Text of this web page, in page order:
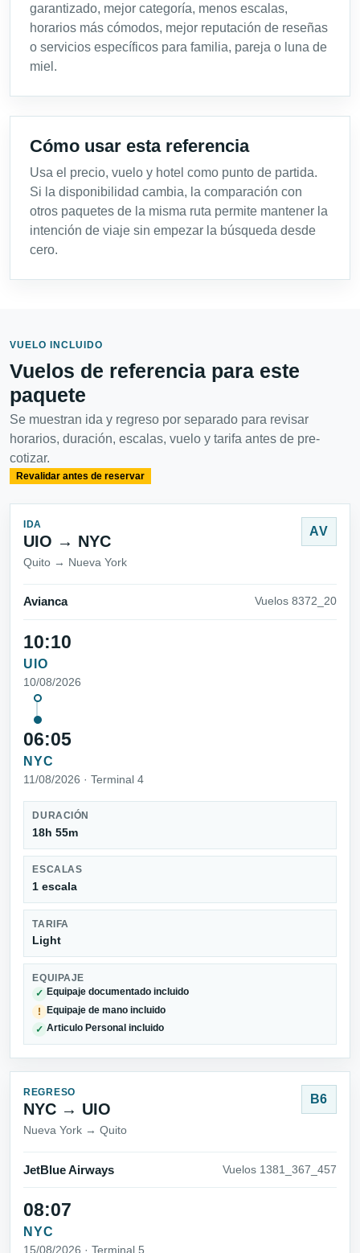
garantizado, mejor categoría, menos escalas,
horarios más cómodos, mejor reputación de reseñas
o servicios específicos para familia, pareja o luna de
miel.
Cómo usar esta referencia
Usa el precio, vuelo y hotel como punto de partida.
Si la disponibilidad cambia, la comparación con
otros paquetes de la misma ruta permite mantener la
intención de viaje sin empezar la búsqueda desde
cero.
VUELO INCLUIDO
Vuelos de referencia para este
paquete
Se muestran ida y regreso por separado para revisar
horarios, duración, escalas, vuelo y tarifa antes de pre-
cotizar.
Revalidar antes de reservar
IDA
UIO → NYC
Quito → Nueva York
AV
Avianca Vuelos 8372_20
10:10
UIO
10/08/2026
06:05
NYC
11/08/2026 · Terminal 4
DURACIÓN
18h 55m
ESCALAS
1 escala
TARIFA
Light
EQUIPAJE
✓ Equipaje documentado incluido
! Equipaje de mano incluido
✓ Articulo Personal incluido
REGRESO
NYC → UIO
Nueva York → Quito
B6
JetBlue Airways Vuelos 1381_367_457
08:07
NYC
15/08/2026 · Terminal 5